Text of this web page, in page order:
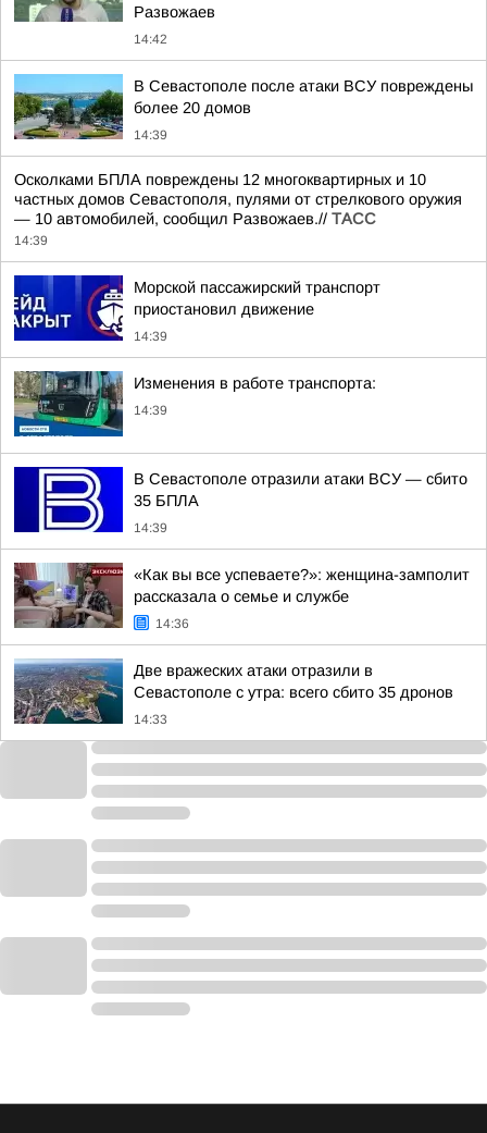
Развожаев
14:42
В Севастополе после атаки ВСУ повреждены
более 20 домов
14:39
Осколками БПЛА повреждены 12 многоквартирных и 10
частных домов Севастополя, пулями от стрелкового оружия
— 10 автомобилей, сообщил Развожаев.// ТАСС
14:39
Морской пассажирский транспорт
приостановил движение
14:39
Изменения в работе транспорта:
14:39
В Севастополе отразили атаки ВСУ — сбито
35 БПЛА
14:39
«Как вы все успеваете?»: женщина-замполит
рассказала о семье и службе
14:36
Две вражеских атаки отразили в
Севастополе с утра: всего сбито 35 дронов
14:33